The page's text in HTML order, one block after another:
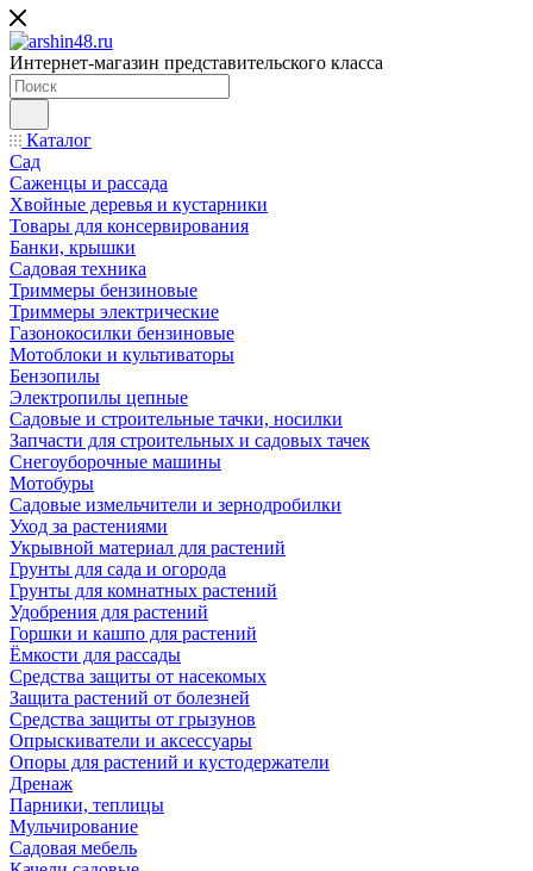
Интернет-магазин представительского класса
Каталог
Сад
Саженцы и рассада
Хвойные деревья и кустарники
Товары для консервирования
Банки, крышки
Садовая техника
Триммеры бензиновые
Триммеры электрические
Газонокосилки бензиновые
Мотоблоки и культиваторы
Бензопилы
Электропилы цепные
Садовые и строительные тачки, носилки
Запчасти для строительных и садовых тачек
Снегоуборочные машины
Мотобуры
Садовые измельчители и зернодробилки
Уход за растениями
Укрывной материал для растений
Грунты для сада и огорода
Грунты для комнатных растений
Удобрения для растений
Горшки и кашпо для растений
Ёмкости для рассады
Средства защиты от насекомых
Защита растений от болезней
Средства защиты от грызунов
Опрыскиватели и аксессуары
Опоры для растений и кустодержатели
Дренаж
Парники, теплицы
Мульчирование
Садовая мебель